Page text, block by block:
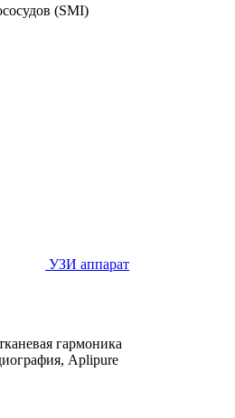
(SMI)
УЗИ аппарат
гармоника
Aplipure